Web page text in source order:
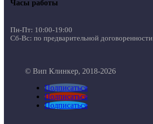
Часы работы
Пн-Пт: 10:00-19:00
Сб-Вс: по предварительной договоренности
© Вип Клинкер, 2018-2026
Подписаться
Подписаться
Подписаться